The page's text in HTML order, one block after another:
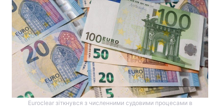
Euroclear зіткнувся з численними судовими процесами в